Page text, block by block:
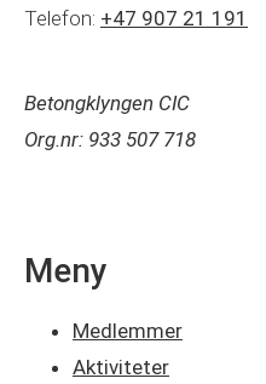
Telefon: +47 907 21 191
Betongklyngen CIC
Org.nr: 933 507 718
Meny
Medlemmer
Aktiviteter